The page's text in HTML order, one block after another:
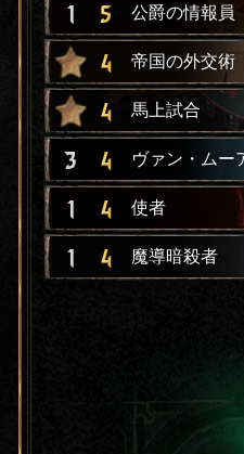
1 5 公爵の情報員
4 帝国の外交術
4 馬上試合
3 4 ヴァン・ムー
1 4 使者
1 4 魔導暗殺者